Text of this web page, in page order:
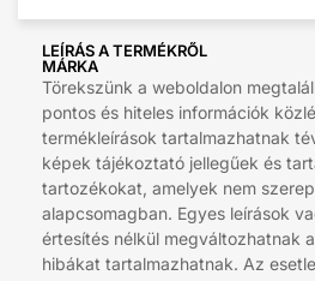
LEÍRÁS A TERMÉKRŐL
MÁRKA
Törekszünk a weboldalon
pontos és hiteles információk
termékleírások tartalmazhatnak
képek tájékoztató jellegűek és
tartozékokat, amelyek nem
alapcsomagban. Egyes leírások
értesítés nélkül megváltozhatnak
hibákat tartalmazhatnak. Az